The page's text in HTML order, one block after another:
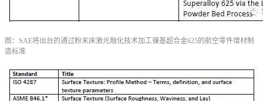
图：SAE将出台的通过粉末床激光融化技术加工镍基超合金625的航空零件增材制
造标准